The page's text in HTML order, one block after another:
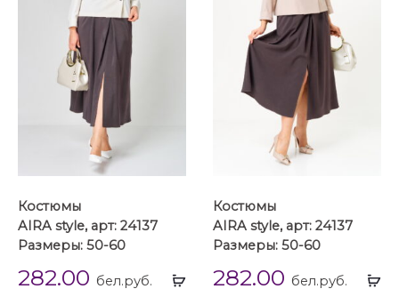
Выбрать
Костюмы
AIRA style, арт: 24137
Размеры: 50-60
282.00 бел.руб.
Костюмы
AIRA style, арт: 24137
Размеры: 50-60
282.00 бел.руб.